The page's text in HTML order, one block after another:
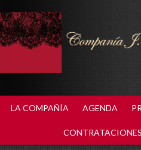
LA COMPAÑÍA AGENDA
CONTRATACIONES